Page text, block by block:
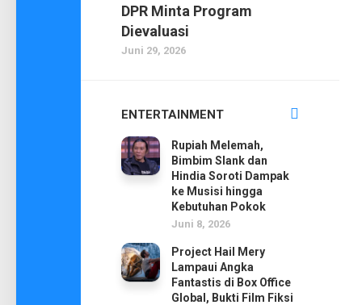
DPR Minta Program
Dievaluasi
Juni 29, 2026
ENTERTAINMENT
Rupiah Melemah,
Bimbim Slank dan
Hindia Soroti Dampak
ke Musisi hingga
Kebutuhan Pokok
Juni 8, 2026
Project Hail Mery
Lampaui Angka
Fantastis di Box Office
Global, Bukti Film Fiksi